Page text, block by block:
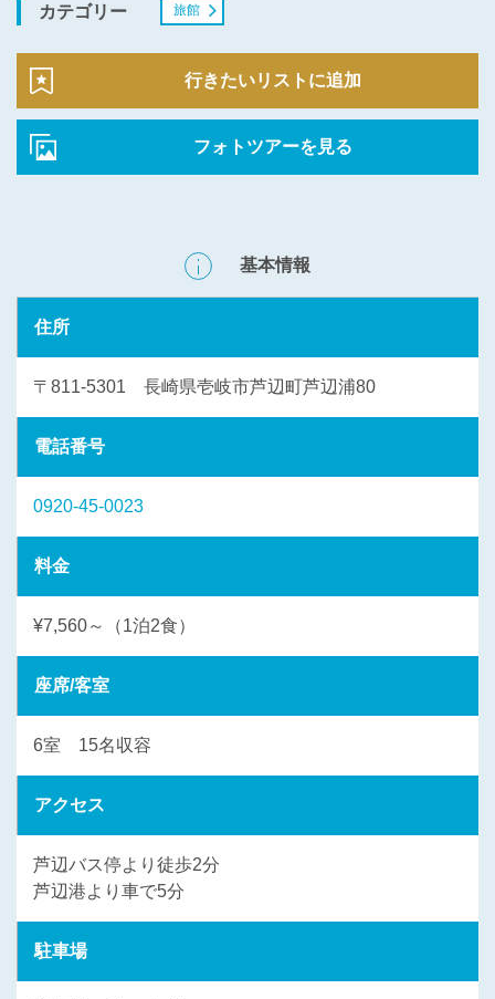
カテゴリー 旅館
行きたいリストに追加
フォトツアーを見る
基本情報
住所
〒811-5301 長崎県壱岐市芦辺町芦辺浦80
電話番号
0920-45-0023
料金
¥7,560～（1泊2食）
座席/客室
6室 15名収容
アクセス
芦辺バス停より徒歩2分
芦辺港より車で5分
駐車場